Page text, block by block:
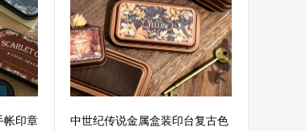
帐印章
中世纪传说金属盒装印台复古色